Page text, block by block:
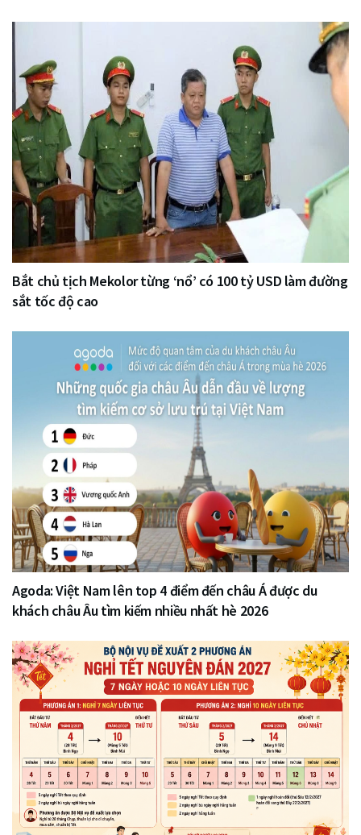
Bắt chủ tịch Mekolor từng ‘nổ’ có 100 tỷ USD làm đường
sắt tốc độ cao
Agoda: Việt Nam lên top 4 điểm đến châu Á được du
khách châu Âu tìm kiếm nhiều nhất hè 2026